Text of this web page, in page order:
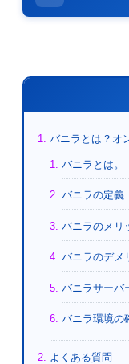
バニラとは？オ
バニラとは。
バニラの定義
バニラのメリ
バニラのデメ
バニラサーバ
バニラ環境の
よくある質問